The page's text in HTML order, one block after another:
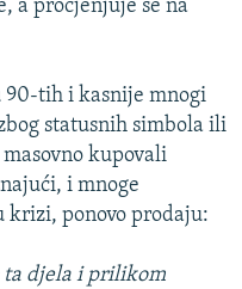
a procjenjuje se na
90-tih i kasnije mnogi
statusnih simbola ili
kupovali
i mnoge
krizi, ponovo prodaju:
ta djela i prilikom